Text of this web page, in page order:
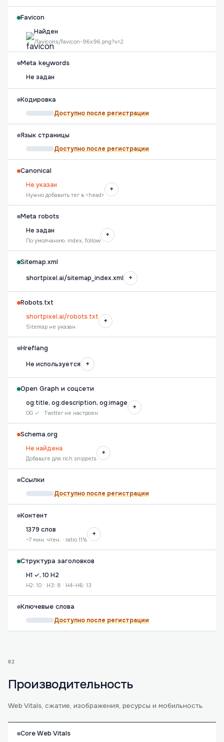
Favicon
Найден
/favicons/favicon-96x96.png?v=2
Meta keywords
Не задан
Кодировка
Доступно после регистрации
Язык страницы
Доступно после регистрации
Canonical
Не указан
Нужно добавить тег в <head>
+
Meta robots
Не задан
По умолчанию: index, follow
+
Sitemap.xml
shortpixel.ai/sitemap_index.xml
+
Robots.txt
shortpixel.ai/robots.txt
Sitemap не указан
+
Hreflang
Не используется
+
Open Graph и соцсети
og:title, og:description, og:image
OG ✓ · Twitter не настроен
+
Schema.org
Не найдена
Добавьте для rich snippets
+
Ссылки
Доступно после регистрации
Контент
1379 слов
~7 мин. чтен. · ratio 11%
+
Структура заголовков
H1 ✓, 10 H2
H2: 10 · H3: 8 · H4–H6: 13
Ключевые слова
Доступно после регистрации
02
Производительность
Web Vitals, сжатие, изображения, ресурсы и мобильность.
Core Web Vitals